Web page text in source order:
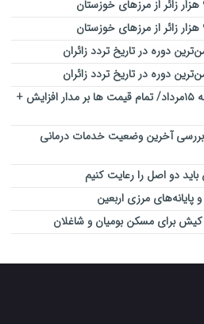
قیمت طلا و سکه امروز پنجشنبه ۱۵مرداد/ تمام قیمت ها بر مدار افزایش +
بررسی آخرین وضعیت خدمات درمانی
دو اصل را رعایت کنیم
مرزی اربعین
برای مسکن بومیان و شاغلان